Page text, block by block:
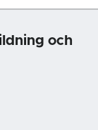
och